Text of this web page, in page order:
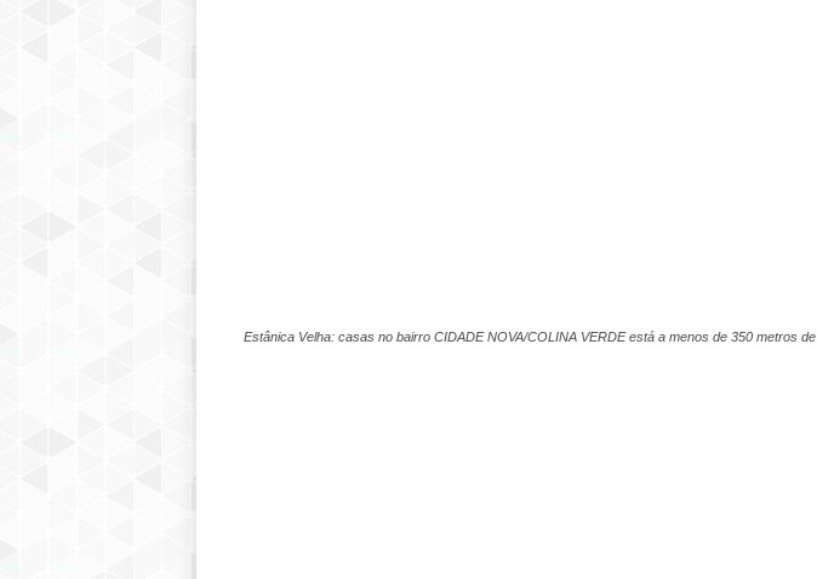
Estânica Velha: casas no bairro CIDADE NOVA/COLINA VERDE está a menos de 350 metros